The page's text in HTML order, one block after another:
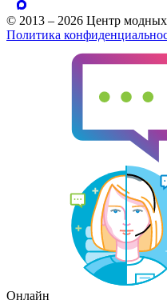
© 2013 – 2026 Центр
Политика
Онлайн